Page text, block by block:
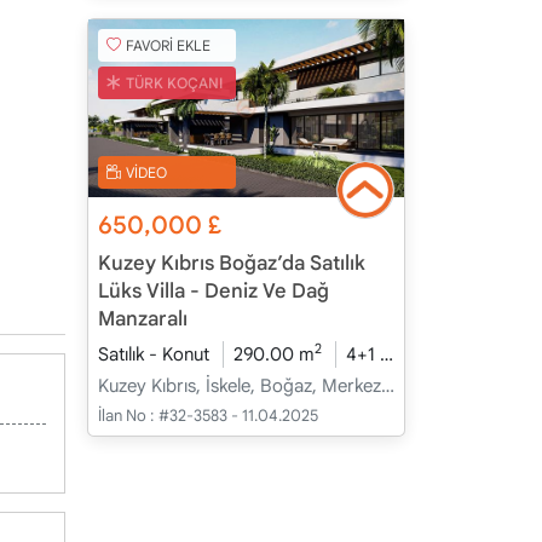
FAVORİ EKLE
TÜRK KOÇANI
VİDEO
650,000 £
Kuzey Kıbrıs Boğaz’da Satılık
Lüks Villa - Deniz Ve Dağ
Manzaralı
Satılık - Konut 290.00 m2 4+1
Kuzey Kıbrıs, İskele, Boğaz, Merkez - Merkez
İlan No : #32-3583 - 11.04.2025